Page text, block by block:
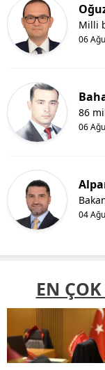
06
Milli
06
86
04
EN